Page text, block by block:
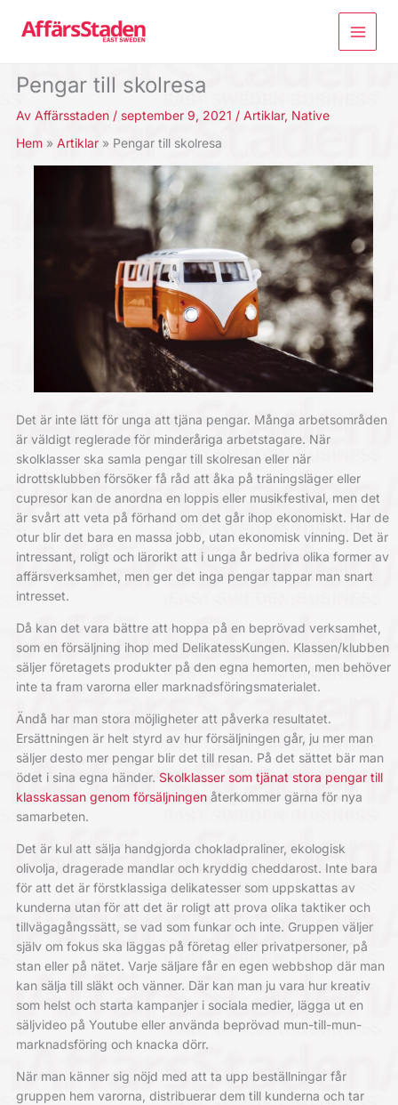
Pengar till skolresa
Av Affärsstaden / september 9, 2021 / Artiklar, Native
Hem
Artiklar Pengar till skolresa
Det är inte lätt för unga att tjäna pengar. Många arbetsområden
är väldigt reglerade för minderåriga arbetstagare. När
skolklasser ska samla pengar till skolresan eller när
idrottsklubben försöker få råd att åka på träningsläger eller
cupresor kan de anordna en loppis eller musikfestival, men det
är svårt att veta på förhand om det går ihop ekonomiskt. Har de
otur blir det bara en massa jobb, utan ekonomisk vinning. Det är
intressant, roligt och lärorikt att i unga år bedriva olika former av
affärsverksamhet, men ger det inga pengar tappar man snart
intresset.
Då kan det vara bättre att hoppa på en beprövad verksamhet,
som en försäljning ihop med DelikatessKungen. Klassen/klubben
säljer företagets produkter på den egna hemorten, men behöver
inte ta fram varorna eller marknadsföringsmaterialet.
Ändå har man stora möjligheter att påverka resultatet.
Ersättningen är helt styrd av hur försäljningen går, ju mer man
säljer desto mer pengar blir det till resan. På det sättet bär man
ödet i sina egna händer. Skolklasser som tjänat stora pengar till
klasskassan genom försäljningenåterkommer gärna för nya
samarbeten.
Det är kul att sälja handgjorda chokladpraliner, ekologisk
olivolja, dragerade mandlar och kryddig cheddarost. Inte bara
för att det är förstklassiga delikatesser som uppskattas av
kunderna utan för att det är roligt att prova olika taktiker och
tillvägagångssätt, se vad som funkar och inte. Gruppen väljer
själv om fokus ska läggas på företag eller privatpersoner, på
stan eller på nätet. Varje säljare får en egen webbshop där man
kan sälja till släkt och vänner. Där kan man ju vara hur kreativ
som helst och starta kampanjer i sociala medier, lägga ut en
säljvideo på Youtube eller använda beprövad mun-till-mun-
marknadsföring och knacka dörr.
När man känner sig nöjd med att ta upp beställningar får
gruppen hem varorna, distribuerar dem till kunderna och tar